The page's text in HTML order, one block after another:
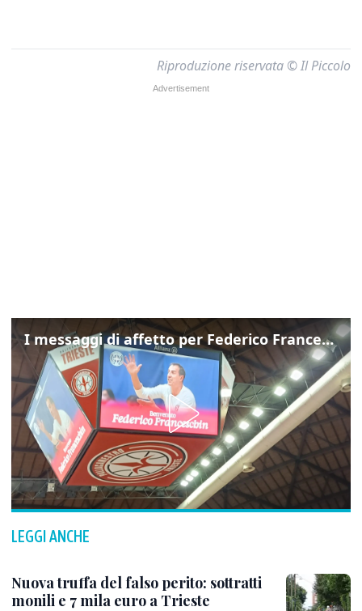
Riproduzione riservata © Il Piccolo
I messaggi di affetto per Federico Franceschin: così il mondo del basket gli è stato accanto fino all’ultimo
LEGGI ANCHE
Nuova truffa del falso perito: sottratti
monili e 7 mila euro a Trieste